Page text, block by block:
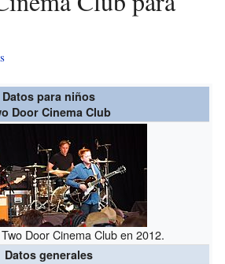
Datos para niños
Door Cinema Club
Door Cinema Club en 2012.
Datos generales